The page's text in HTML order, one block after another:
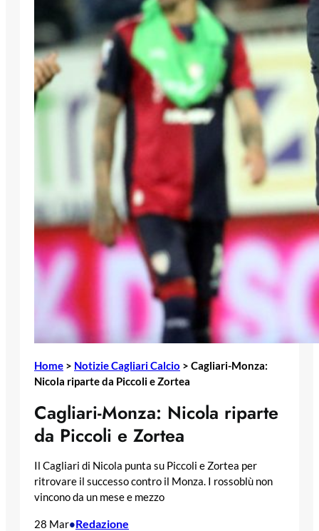
Home > Notizie Cagliari Calcio > Cagliari-Monza:
Nicola riparte da Piccoli e Zortea
Cagliari-Monza: Nicola riparte
da Piccoli e Zortea
Il Cagliari di Nicola punta su Piccoli e Zortea per
ritrovare il successo contro il Monza. I rossoblù non
vincono da un mese e mezzo
28 Mar•Redazione